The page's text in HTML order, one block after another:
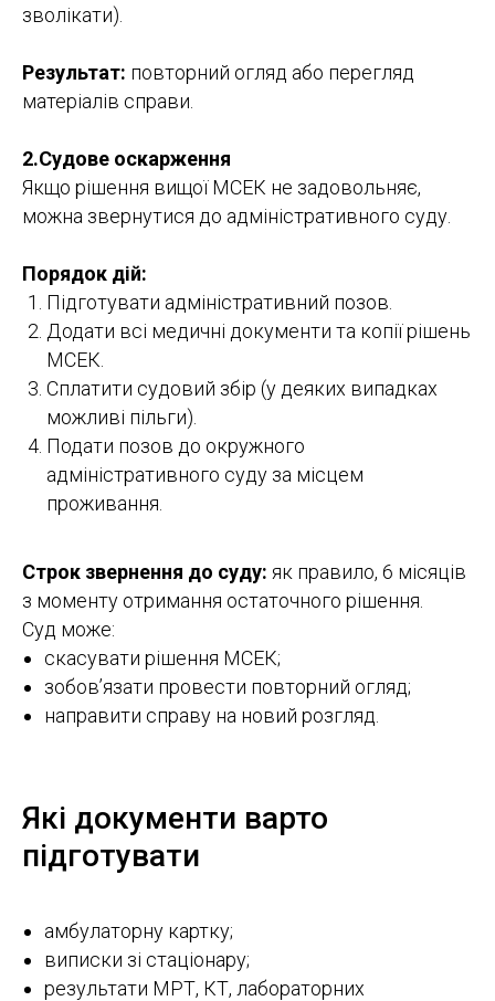
зволікати).
Результат: повторний огляд або перегляд
матеріалів справи.
2.Судове оскарження
Якщо рішення вищої МСЕК не задовольняє,
можна звернутися до адміністративного суду.
Порядок дій:
Підготувати адміністративний позов.
Додати всі медичні документи та копії рішень
МСЕК.
Сплатити судовий збір (у деяких випадках
можливі пільги).
Подати позов до окружного
адміністративного суду за місцем
проживання.
Строк звернення до суду: як правило, 6 місяців
з моменту отримання остаточного рішення.
Суд може:
скасувати рішення МСЕК;
зобов’язати провести повторний огляд;
направити справу на новий розгляд.
Які документи варто
підготувати
амбулаторну картку;
виписки зі стаціонару;
результати МРТ, КТ, лабораторних